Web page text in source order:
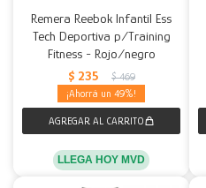
Remera Reebok Infantil Ess
Tech Deportiva p/Training
Fitness - Rojo/negro
$ 235 $ 469
49
LLEGA HOY MVD